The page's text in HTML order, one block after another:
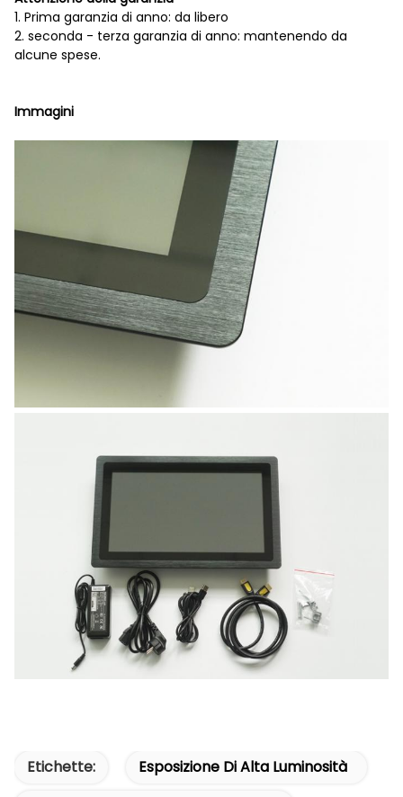
1. Prima garanzia di anno: da libero
2. seconda - terza garanzia di anno: mantenendo da
alcune spese.
Immagini
Etichette:
Esposizione Di Alta Luminosità